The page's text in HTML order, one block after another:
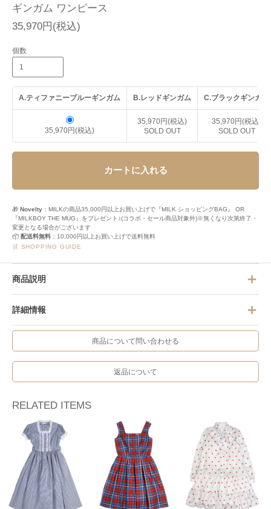
ギンガム ワンピース
35,970円(税込)
個数
A.ティファニーブルーギンガム B.レッドギンガム C.ブラックギンガム
35,970円(税込)
35,970円(税込)
SOLD OUT
35,970円(税込)
SOLD OUT
カートに入れる
🎁 Novelty ：MILKの商品35,000円以上お買い上げで『MILK ショッピングBAG』 OR
『MILKBOY THE MUG』をプレゼント♪(コラボ・セール商品対象外)※無くなり次第終了・
変更となる場合がございます
📦 配送料無料 ：10,000円以上お買い上げで送料無料
🛒 SHOPPING GUIDE
商品説明
詳細情報
商品について問い合わせる
返品について
RELATED ITEMS